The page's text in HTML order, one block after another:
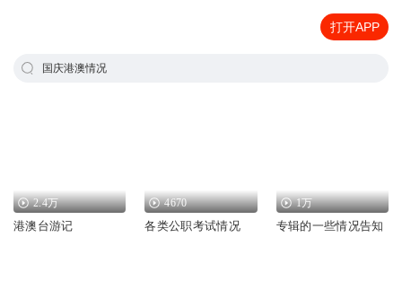
打开APP
国庆港澳情况
2.4万
港澳台游记
4670
各类公职考试情况
1万
专辑的一些情况告知